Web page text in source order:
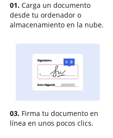
01. Carga un documento
desde tu ordenador o
almacenamiento en la nube.
03. Firma tu documento en
línea en unos pocos clics.